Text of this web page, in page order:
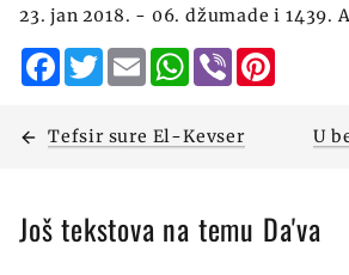
23. jan 2018. - 06. džumade i 1439.
Facebook
TwitterEmailWhatsApp
Viber
Tefsir sure El-Kevser U
Još tekstova na temu Da'va